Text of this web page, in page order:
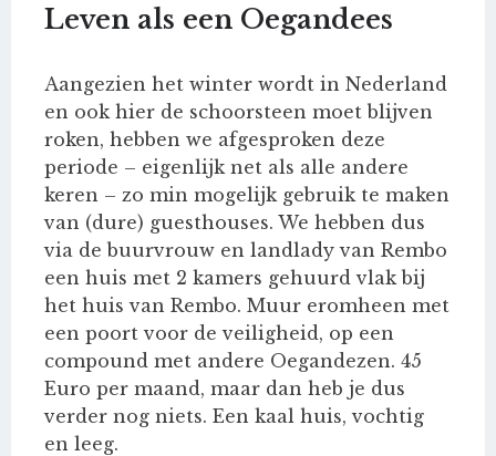
Leven als een Oegandees
Aangezien het winter wordt in Nederland
en ook hier de schoorsteen moet blijven
roken, hebben we afgesproken deze
periode – eigenlijk net als alle andere
keren – zo min mogelijk gebruik te maken
van (dure) guesthouses. We hebben dus
via de buurvrouw en landlady van Rembo
een huis met 2 kamers gehuurd vlak bij
het huis van Rembo. Muur eromheen met
een poort voor de veiligheid, op een
compound met andere Oegandezen. 45
Euro per maand, maar dan heb je dus
verder nog niets. Een kaal huis, vochtig
en leeg.